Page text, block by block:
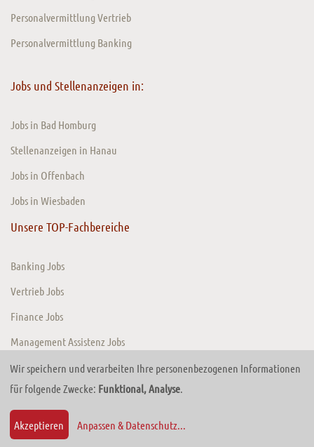
Personalvermittlung Vertrieb
Personalvermittlung Banking
Jobs und Stellenanzeigen in:
Jobs in Bad Homburg
Stellenanzeigen in Hanau
Jobs in Offenbach
Jobs in Wiesbaden
Unsere TOP-Fachbereiche
Banking Jobs
Vertrieb Jobs
Finance Jobs
Management Assistenz Jobs
© 2026 TIMEConsult GmbH. Website von
TRADECOM Digital Solutions GmbH
Wir speichern und verarbeiten Ihre personenbezogenen Informationen
für folgende Zwecke: Funktional, Analyse.
Akzeptieren Anpassen & Datenschutz